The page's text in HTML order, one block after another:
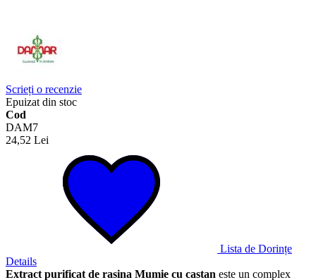
Scrieți o recenzie
Epuizat din stoc
Cod
DAM7
24,52 Lei
Lista de Dorințe
Details
Extract purificat de rasina Mumie cu castan este un complex